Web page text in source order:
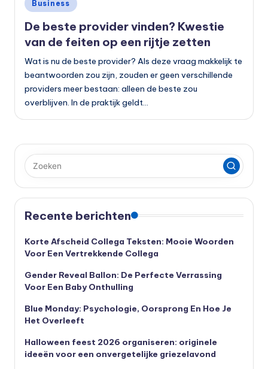
in
Business
De beste provider vinden? Kwestie
van de feiten op een rijtje zetten
Wat is nu de beste provider? Als deze vraag makkelijk te
beantwoorden zou zijn, zouden er geen verschillende
providers meer bestaan: alleen de beste zou
overblijven. In de praktijk geldt…
Recente berichten
Korte Afscheid Collega Teksten: Mooie Woorden
Voor Een Vertrekkende Collega
Gender Reveal Ballon: De Perfecte Verrassing
Voor Een Baby Onthulling
Blue Monday: Psychologie, Oorsprong En Hoe Je
Het Overleeft
Halloween feest 2026 organiseren: originele
ideeën voor een onvergetelijke griezelavond